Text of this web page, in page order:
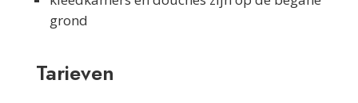
grond
Tarieven